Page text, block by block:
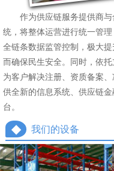
作为供应链服务提供商与
统，将整体运营进行统一管
全链条数据监管控制，极大
而确保民生安全。同时，依
为客户解决注册、资质备案
供全新的信息系统、供应链
台。
◆ 我们的设备